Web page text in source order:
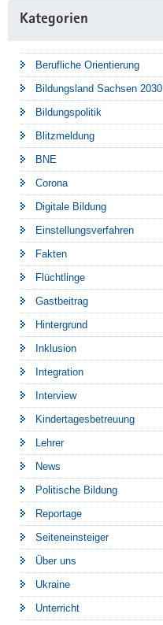
Kategorien
Berufliche Orientierung
Bildungsland Sachsen 2030
Bildungspolitik
Blitzmeldung
BNE
Corona
Digitale Bildung
Einstellungsverfahren
Fakten
Flüchtlinge
Gastbeitrag
Hintergrund
Inklusion
Integration
Interview
Kindertagesbetreuung
Lehrer
News
Politische Bildung
Reportage
Seiteneinsteiger
Über uns
Ukraine
Unterricht